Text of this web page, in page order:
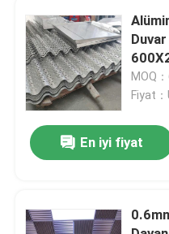
Kalite Kontrolü
Bize Ulaşın
Haberler
Teklif isteyin
MOQ
Fiyat
En iyi fiyat